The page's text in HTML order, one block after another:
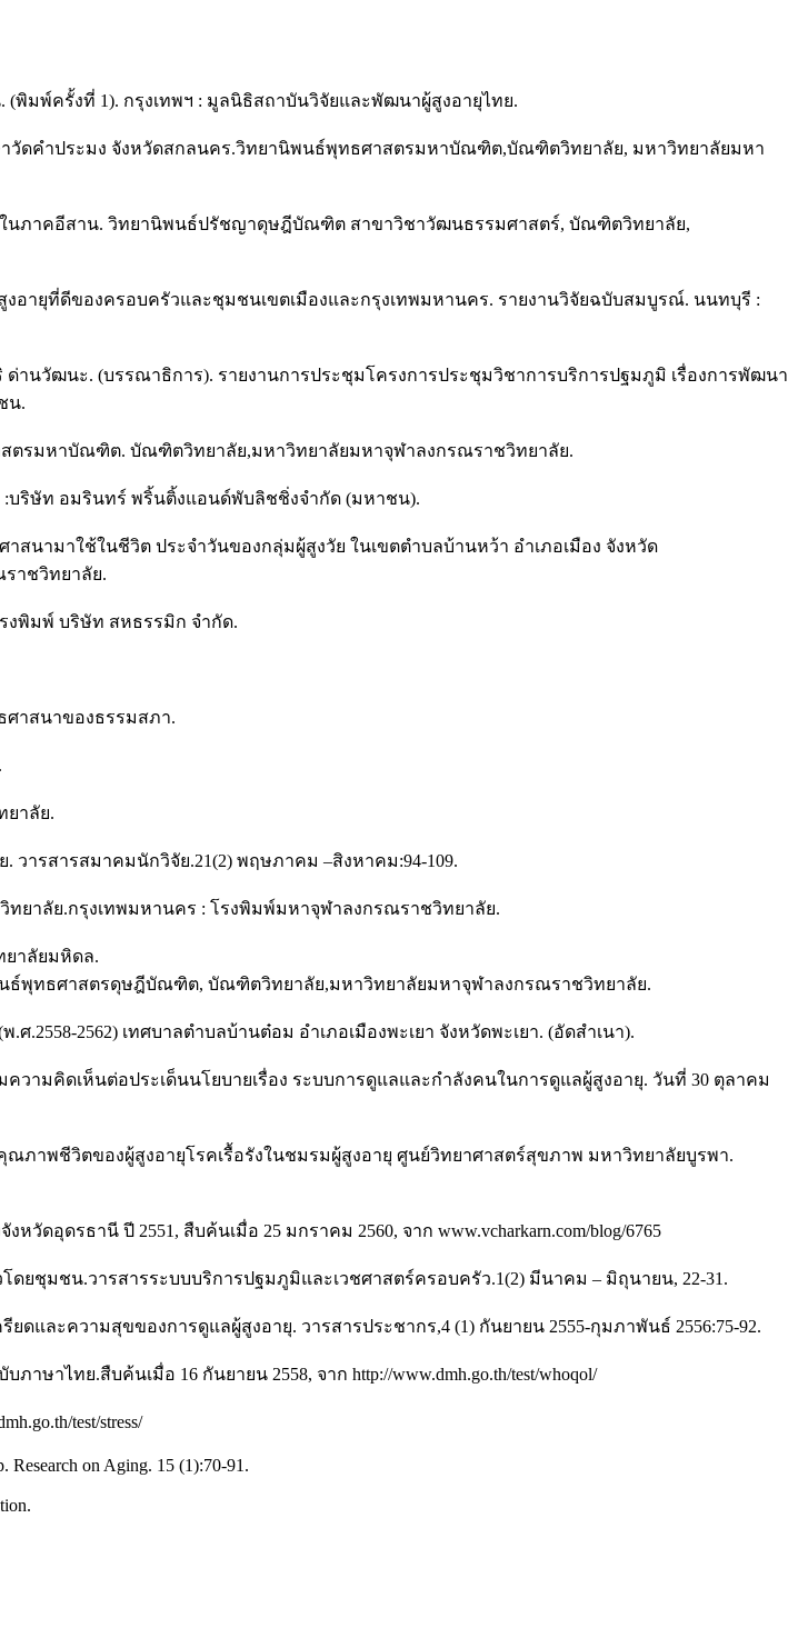
มพ์ครั้งที่ 1). กรุงเทพฯ : มูลนิธิสถาบันวิจัยและพัฒนาผู้สูงอายุไทย.
าวัดคำประมง จังหวัดสกลนคร.วิทยานิพนธ์พุทธศาสตรมหาบัณฑิต,บัณฑิตวิทยาลัย, มหาวิทยาลัยมหา
นภาคอีสาน. วิทยานิพนธ์ปรัชญาดุษฎีบัณฑิต สาขาวิชาวัฒนธรรมศาสตร์, บัณฑิตวิทยาลัย,
อายุที่ดีของครอบครัวและชุมชนเขตเมืองและกรุงเทพมหานคร. รายงานวิจัยฉบับสมบูรณ์. นนทบุรี :
นวัฒนะ. (บรรณาธิการ). รายงานการประชุมโครงการประชุมวิชาการบริการปฐมภูมิ เรื่องการพัฒนา
น.
ตรมหาบัณฑิต. บัณฑิตวิทยาลัย,มหาวิทยาลัยมหาจุฬาลงกรณราชวิทยาลัย.
:บริษัท อมรินทร์ พริ้นติ้งแอนด์พับลิชชิ่งจำกัด (มหาชน).
สนามาใช้ในชีวิต ประจำวันของกลุ่มผู้สูงวัย ในเขตตำบลบ้านหว้า อำเภอเมือง จังหวัด
าชวิทยาลัย.
พิมพ์ บริษัท สหธรรมิก จำกัด.
ธศาสนาของธรรมสภา.
ยาลัย.
ารสารสมาคมนักวิจัย.21(2) พฤษภาคม –สิงหาคม:94-109.
ยาลัย.กรุงเทพมหานคร : โรงพิมพ์มหาจุฬาลงกรณราชวิทยาลัย.
ยาลัยมหิดล.
นธ์พุทธศาสตรดุษฎีบัณฑิต, บัณฑิตวิทยาลัย,มหาวิทยาลัยมหาจุฬาลงกรณราชวิทยาลัย.
2562) เทศบาลตำบลบ้านต๋อม อำเภอเมืองพะเยา จังหวัดพะเยา. (อัดสำเนา).
วามคิดเห็นต่อประเด็นนโยบายเรื่อง ระบบการดูแลและกำลังคนในการดูแลผู้สูงอายุ. วันที่ 30 ตุลาคม
ภาพชีวิตของผู้สูงอายุโรคเรื้อรังในชมรมผู้สูงอายุ ศูนย์วิทยาศาสตร์สุขภาพ มหาวิทยาลัยบูรพา.
อุดรธานี ปี 2551, สืบค้นเมื่อ 25 มกราคม 2560, จาก www.vcharkarn.com/blog/6765
ยชุมชน.วารสารระบบบริการปฐมภูมิและเวชศาสตร์ครอบครัว.1(2) มีนาคม – มิถุนายน, 22-31.
และความสุขของการดูแลผู้สูงอายุ. วารสารประชากร,4 (1) กันยายน 2555-กุมภาพันธ์ 2556:75-92.
ไทย.สืบค้นเมื่อ 16 กันยายน 2558, จาก http://www.dmh.go.th/test/whoqol/
test/stress/
Research on Aging. 15 (1):70-91.